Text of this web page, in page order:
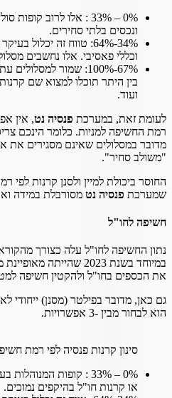
0% – 33% : אלו לרוב
ונכסים בלתי סחירים.
וכללי פאסיבי. אלו נחשבים
67%-100%: שמור
ועוד.
לעומת זאת, במערכת פנסיה נט, אין
רמת החשיפה למניות. כלומר הינכם
מדובר במסלולים שאינם מסגירים את
"משולב סחיר".
החוסר ביכולת למיין ולסנן קרנות לפי
שמערכת פנסיה נט מסורבלת במידה
חשיפה לחו"ל
נתון החשיפה לחו"ל עלה כצורך
במיוחד בשנת 2023
את הכספים בחו"ל ולהקטין חשיפה
גם כאן, מדובר בפילטר (מסנן) ייחודי
הוא לבחור מבין -3 אפשרויות.
סינון קרנות פנסיה לפי רמת
0% – 33% : קופות
או קרנות חו"ל בהיקפים נמוכים.